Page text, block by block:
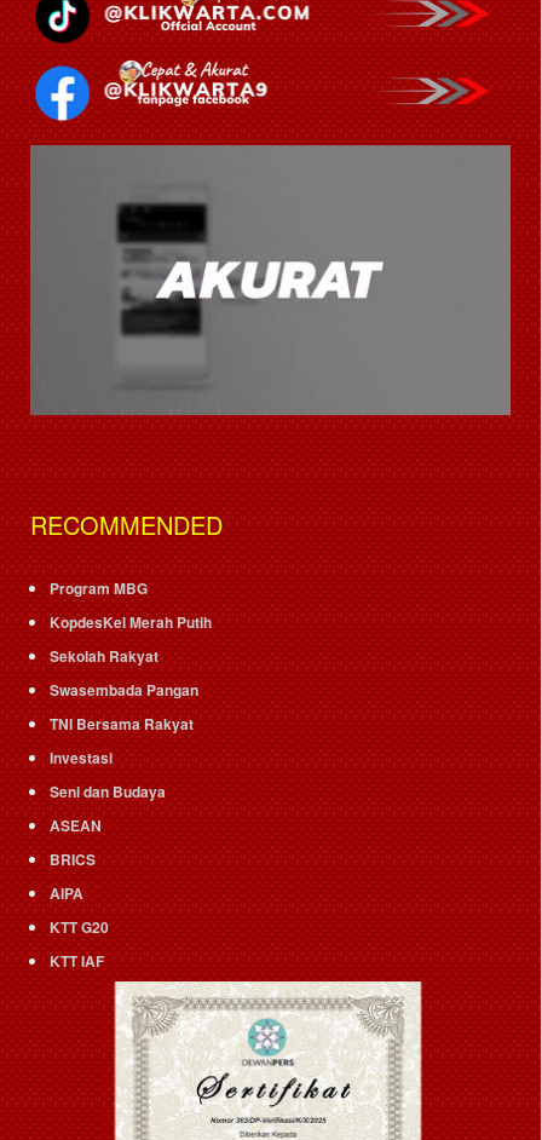
RECOMMENDED
Program MBG
KopdesKel Merah Putih
Sekolah Rakyat
Swasembada Pangan
TNI Bersama Rakyat
Investasi
Seni dan Budaya
ASEAN
BRICS
AIPA
KTT G20
KTT IAF